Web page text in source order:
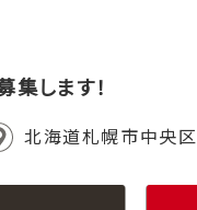
します！
北海道札幌市中央区